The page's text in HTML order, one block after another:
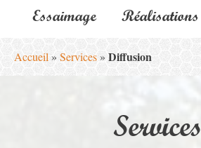
Essaimage
Réalisations
Accueil » Services» Diffusion
Services